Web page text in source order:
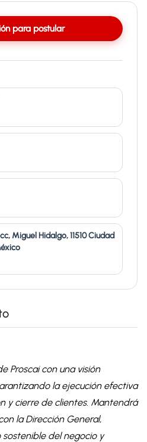
para postular
Miguel Hidalgo, 11510 Ciudad
Proscai con una visión
la ejecución efectiva
y cierre de clientes. Mantendrá
la Dirección General,
del negocio y